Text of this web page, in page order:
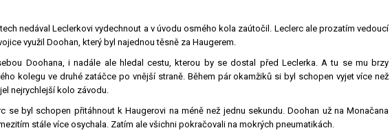
nedával Leclerkovi vydechnout a v úvodu osmého kola zaútočil. Leclerc ale prozatím vedoucí
využil Doohan, který byl najednou těsně za Haugerem.
Doohana, i nadále ale hledal cestu, kterou by se dostal před Leclerka. A tu se mu brzy
kolegu ve druhé zatáčce po vnější straně. Během pár okamžiků si byl schopen vyjet více než
nejrychlejší kolo závodu.
se byl schopen přitáhnout k Haugerovi na méně než jednu sekundu. Doohan už na Monačana
stále více osychala. Zatím ale všichni pokračovali na mokrých pneumatikách.